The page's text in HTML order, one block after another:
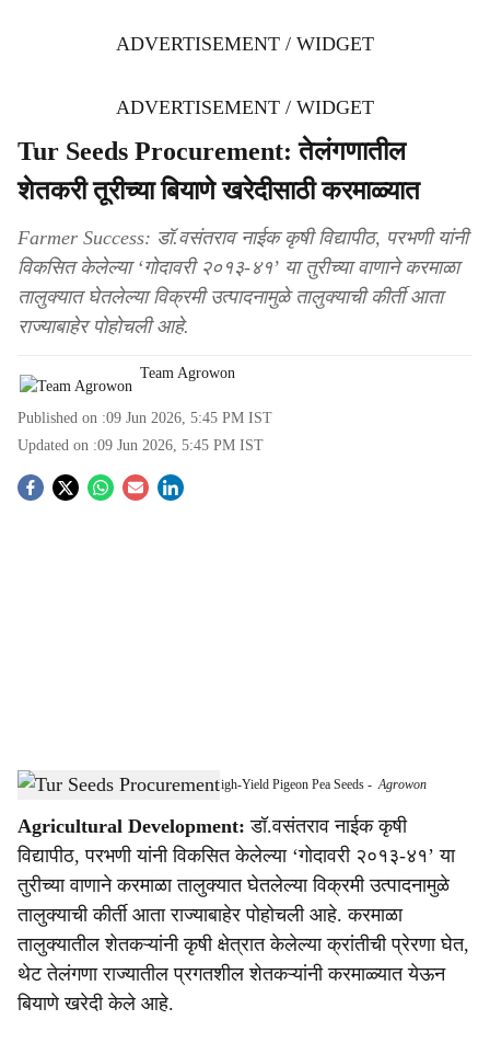
ADVERTISEMENT / WIDGET
ADVERTISEMENT / WIDGET
Tur Seeds Procurement: तेलंगणातील
शेतकरी तूरीच्या बियाणे खरेदीसाठी करमाळ्यात
Farmer Success: डॉ.वसंतराव नाईक कृषी विद्यापीठ, परभणी यांनी
विकसित केलेल्या ‘गोदावरी २०१३-४१’ या तुरीच्या वाणाने करमाळा
तालुक्यात घेतलेल्या विक्रमी उत्पादनामुळे तालुक्याची कीर्ती आता
राज्याबाहेर पोहोचली आहे.
Team Agrowon
Published on :09 Jun 2026, 5:45 PM IST
Updated on :09 Jun 2026, 5:45 PM IST
S
a
r
e
Telangana Farmers Visit Karmala for High-Yield Pigeon Pea Seeds -Agrowon
Agricultural Development: डॉ.वसंतराव नाईक कृषी
विद्यापीठ, परभणी यांनी विकसित केलेल्या ‘गोदावरी २०१३-४१’ या
तुरीच्या वाणाने करमाळा तालुक्यात घेतलेल्या विक्रमी उत्पादनामुळे
तालुक्याची कीर्ती आता राज्याबाहेर पोहोचली आहे. करमाळा
तालुक्यातील शेतकऱ्यांनी कृषी क्षेत्रात केलेल्या क्रांतीची प्रेरणा घेत,
थेट तेलंगणा राज्यातील प्रगतशील शेतकऱ्यांनी करमाळ्यात येऊन
बियाणे खरेदी केले आहे.